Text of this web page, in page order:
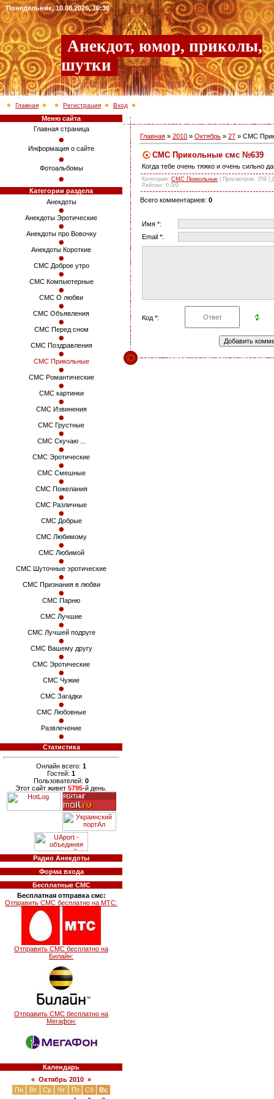
Понедельник, 10.08.2026, 10:30
Анекдот, юмор, приколы,
шутки
Главная Регистрация Вход
Меню сайта
Главная страница
Информация о сайте
Фотоальбомы
Категории раздела
Анекдоты
Анекдоты Эротические
Анекдоты про Вовочку
Анекдоты Короткие
СМС Доброе утро
СМС Компьютерные
СМС О любви
СМС Объявления
СМС Перед сном
СМС Поздравления
СМС Прикольные
СМС Романтические
СМС картинки
СМС Извинения
СМС Грустные
СМС Скучаю ...
СМС Эротические
СМС Смешные
СМС Пожелания
СМС Различные
СМС Добрые
СМС Любимому
СМС Любимой
СМС Шуточные эротические
СМС Признания в любви
СМС Парню
СМС Лучшие
СМС Лучшей подруге
СМС Вашему другу
СМС Эротические
СМС Чужие
СМС Загадки
СМС Любовные
Развлечение
Статистика
Онлайн всего: 1
Гостей: 1
Пользователей: 0
Этот сайт живет 5795-й день.
Радио Анекдоты
Форма входа
Бесплатные СМС
Бесплатная отправка смс:
Отправить СМС бесплатно на МТС:
Отправить СМС бесплатно на
Билайн:
Отправить СМС бесплатно на
Мегафон:
Календарь
« Октябрь 2010 »
Пн
Вт Ср Чт Пт Сб
Вс
Главная » 2010 » Октябрь » 27 » СМС
СМС Прикольные смс №639
Когда тебе очень тяжко и очень сильно
Категория: СМС Прикольные Просмотров: 359 |
Рейтинг: 0.0/0
Всего комментариев: 0
Имя *:
Email *:
Код *: